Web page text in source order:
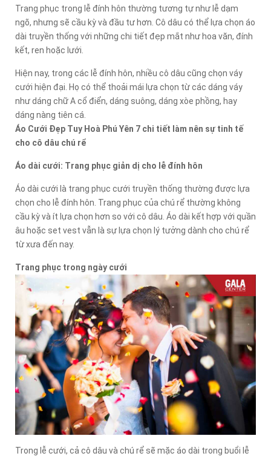
Trang phục trong lễ đính hôn thường tương tự như lễ dạm
ngõ, nhưng sẽ cầu kỳ và đầu tư hơn. Cô dâu có thể lựa chọn áo
dài truyền thống với những chi tiết đẹp mắt như hoa văn, đính
kết, ren hoặc lưới.
Hiện nay, trong các lễ đính hôn, nhiều cô dâu cũng chọn váy
cưới hiện đại. Họ có thể thoải mái lựa chọn từ các dáng váy
như dáng chữ A cổ điển, dáng suông, dáng xòe phồng, hay
dáng nàng tiên cá.
Áo Cưới Đẹp Tuy Hoà Phú Yên 7 chi tiết làm nên sự tinh tế
cho cô dâu chú rể
Áo dài cưới: Trang phục giản dị cho lễ đính hôn
Áo dài cưới là trang phục cưới truyền thống thường được lựa
chọn cho lễ đính hôn. Trang phục của chú rể thường không
cầu kỳ và ít lựa chọn hơn so với cô dâu. Áo dài kết hợp với quần
âu hoặc set vest vẫn là sự lựa chọn lý tưởng dành cho chú rể
từ xưa đến nay.
Trang phục trong ngày cưới
Trong lễ cưới, cả cô dâu và chú rể sẽ mặc áo dài trong buổi lễ